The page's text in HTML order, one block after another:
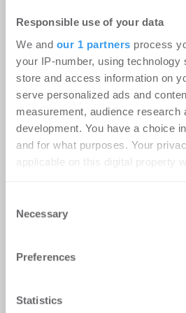
Responsible use of your data
We and our 1 partners process
your IP-number, using technology
store and access information on
serve personalized ads and
measurement, audience research
development. You have a choice
and for what purposes. Your
applicable on this digital property
the Privacy trigger icon.
Find out more about how your
and set your preferences in the
We use cookies to personalise
Selection
Necessary
Preferences
Statistics
Erster Spatenstich für
Login für den ganzen Artikel
kostenlosen Account, um auf die